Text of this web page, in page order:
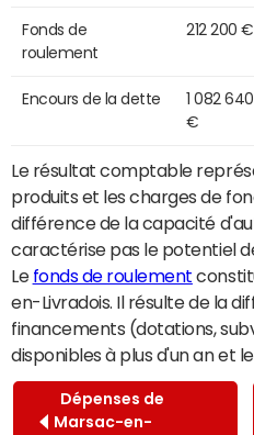
Fonds de
roulement
212 200 €
Encours de la dette
1 082 640
€
Le résultat comptable
produits et les charges de
différence de la capacité
caractérise pas le potentiel
Le fonds de roulement
en-Livradois. Il résulte de la
financements (dotations,
disponibles à plus d'un an et
Dépenses de
Marsac-en-